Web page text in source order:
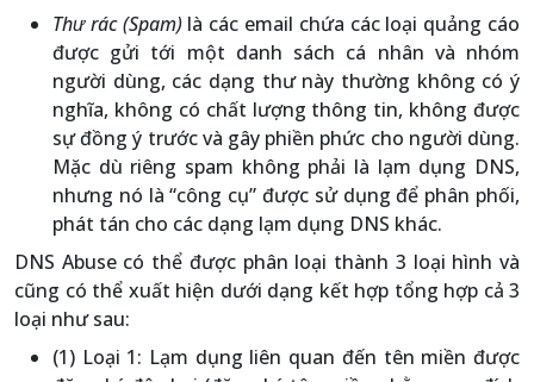
Thư rác (Spam) là các email chứa các loại quảng cáo
được gửi tới một danh sách cá nhân và nhóm
người dùng, các dạng thư này thường không có ý
nghĩa, không có chất lượng thông tin, không được
sự đồng ý trước và gây phiền phức cho người dùng.
Mặc dù riêng spam không phải là lạm dụng DNS,
nhưng nó là “công cụ” được sử dụng để phân phối,
phát tán cho các dạng lạm dụng DNS khác.
DNS Abuse có thể được phân loại thành 3 loại hình và
cũng có thể xuất hiện dưới dạng kết hợp tổng hợp cả 3
loại như sau:
(1) Loại 1: Lạm dụng liên quan đến tên miền được